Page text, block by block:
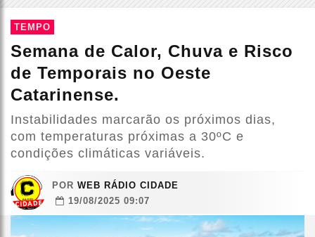
TEMPO
Semana de Calor, Chuva e Risco
de Temporais no Oeste
Catarinense.
Instabilidades marcarão os próximos dias,
com temperaturas próximas a 30ºC e
condições climáticas variáveis.
POR WEB RÁDIO CIDADE
19/08/2025 09:07